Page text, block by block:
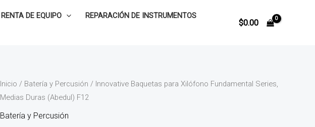
RENTA DE EQUIPO
REPARACIÓN DE INSTRUMENTOS
$0.00
Inicio / Batería y Percusión / Innovative Baquetas para Xilófono Fundamental Series,
Medias Duras (Abedul) F12
Batería y Percusión
Innovative
Baquetas
para